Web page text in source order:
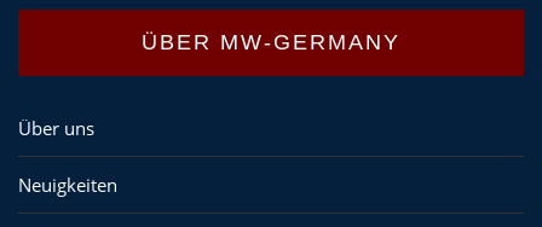
ÜBER MW-GERMANY
Über uns
Neuigkeiten